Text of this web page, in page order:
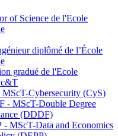
of Science de l'Ecole
diplômé de l’École
gradué de l'Ecole
Cybersecurity (CyS)
- MScT-Double Degree
(DDDF)
- MScT-Data and Economics